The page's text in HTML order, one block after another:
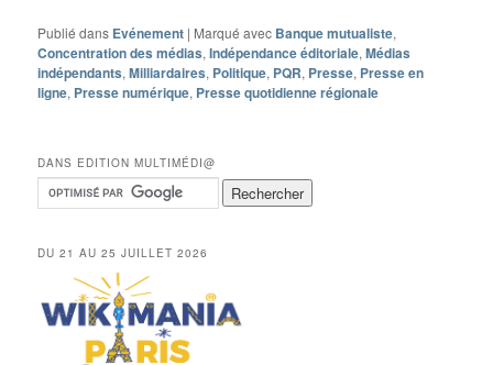
Publié dans Evénement | Marqué avec Banque mutualiste,
Concentration des médias,Indépendance éditoriale,Médias
indépendants,Milliardaires, Politique, PQR, Presse, Presse en
ligne, Presse numérique, Presse quotidienne régionale
DANS EDITION MULTIMÉDI@
DU 21 AU 25 JUILLET 2026